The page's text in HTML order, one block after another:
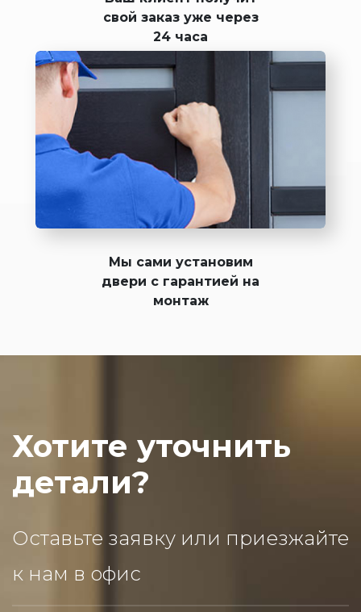
свой заказ уже через
24 часа
Мы сами установим
двери с гарантией на
монтаж
Хотите уточнить
детали?
Оставьте заявку или приезжайте
к нам в офис